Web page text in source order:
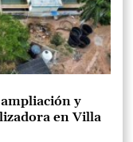
y
en Villa